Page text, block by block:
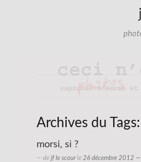
Archives du Tags:
morsi, si ?
— de jf le scourle 26 décembre 2012 —